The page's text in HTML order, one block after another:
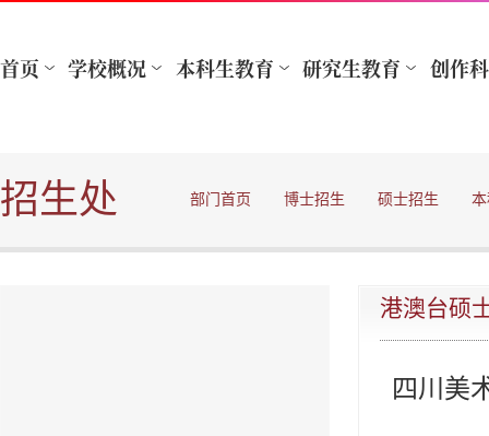
招生处 部门首页 博士招生 硕士招生
港澳台硕
四川美